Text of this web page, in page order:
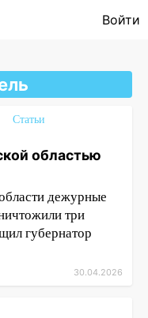
Войти
Статьи
областью
дежурные
три
губернатор
30.04.2026